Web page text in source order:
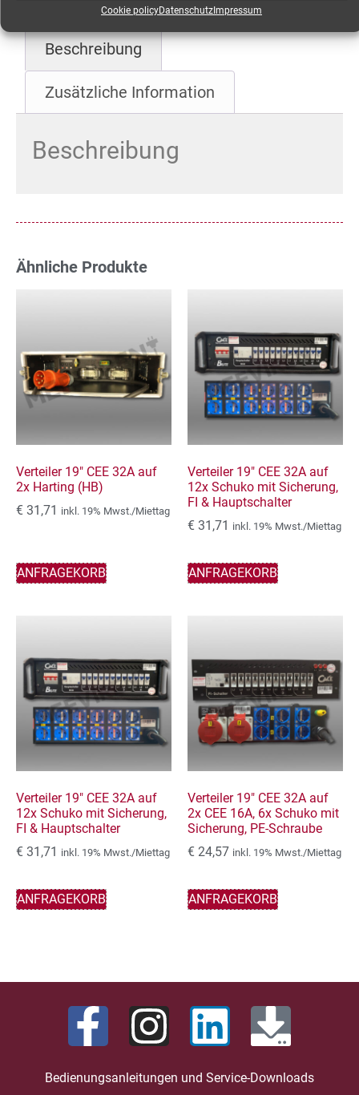
Cookie policyDatenschutzImpressum
Beschreibung
Zusätzliche Information
Beschreibung
Ähnliche Produkte
Verteiler 19″ CEE 32A auf
2x Harting (HB)
€ 31,71 inkl. 19% Mwst./Miettag
ANFRAGEKORB
Verteiler 19″ CEE 32A auf
12x Schuko mit Sicherung,
FI & Hauptschalter
€ 31,71 inkl. 19% Mwst./Miettag
ANFRAGEKORB
Verteiler 19″ CEE 32A auf
12x Schuko mit Sicherung,
FI & Hauptschalter
€ 31,71 inkl. 19% Mwst./Miettag
ANFRAGEKORB
Verteiler 19″ CEE 32A auf
2x CEE 16A, 6x Schuko mit
Sicherung, PE-Schraube
€ 24,57 inkl. 19% Mwst./Miettag
ANFRAGEKORB
Bedienungsanleitungen und Service-Downloads